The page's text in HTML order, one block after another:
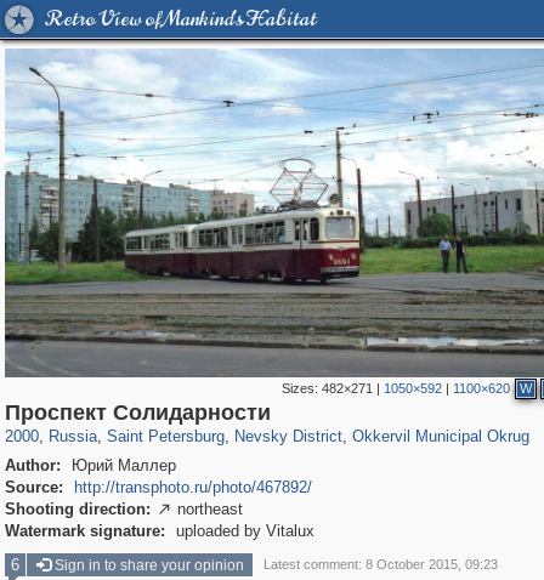
Retro View of Mankind's Habitat
Sizes:482×271 | 1050×592 | 1100×620 W
Проспект Солидарности
2000, Russia
1,406,672 29,243
, Saint Petersburg
197,153 5,709
, Nevsky District
8,609
, Okkervil Municipal Okrug
Author:
Юрий Маллер
Source:
http://transphoto.ru/photo/467892/
Shooting direction:  northeast
Watermark signature:
uploaded by Vitalux
6
Sign in to share your opinion Latest comment: 8 October 2015, 09:23